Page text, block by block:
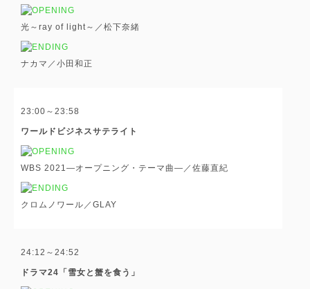
光～ray of light～／松下奈緒
ナカマ／小田和正
23:00～23:58
ワールドビジネスサテライト
WBS 2021―オープニング・テーマ曲―／佐藤直紀
クロムノワール／GLAY
24:12～24:52
ドラマ24「雪女と蟹を食う」